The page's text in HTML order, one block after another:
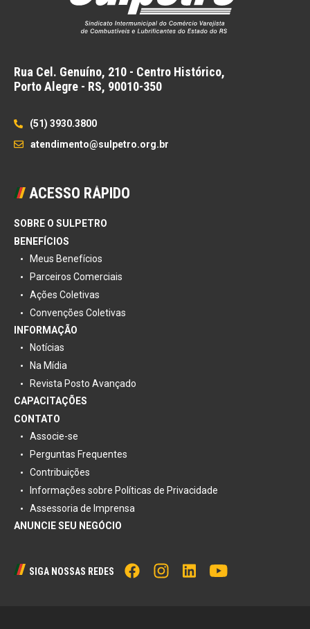
Rua Cel. Genuíno, 210 - Centro Histórico,
Porto Alegre - RS, 90010-350
(51) 3930.3800
atendimento@sulpetro.org.br
ACESSO RÁPIDO
SOBRE O SULPETRO
BENEFÍCIOS
Meus Benefícios
Parceiros Comerciais
Ações Coletivas
Convenções Coletivas
INFORMAÇÃO
Notícias
Na Mídia
Revista Posto Avançado
CAPACITAÇÕES
CONTATO
Associe-se
Perguntas Frequentes
Contribuições
Informações sobre Políticas de Privacidade
Assessoria de Imprensa
ANUNCIE SEU NEGÓCIO
SIGA NOSSAS REDES